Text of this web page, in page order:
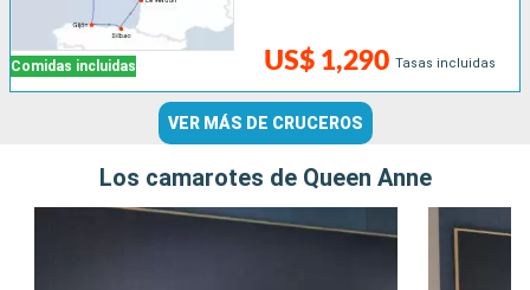
Comidas incluidas US$ 1,290 Tasas incluidas
VER MÁS DE CRUCEROS
Los camarotes de Queen Anne